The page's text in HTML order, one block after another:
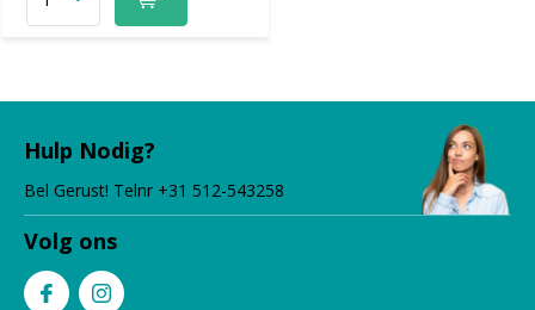
Hulp Nodig?
Bel Gerust! Telnr +31 512-543258
Volg ons